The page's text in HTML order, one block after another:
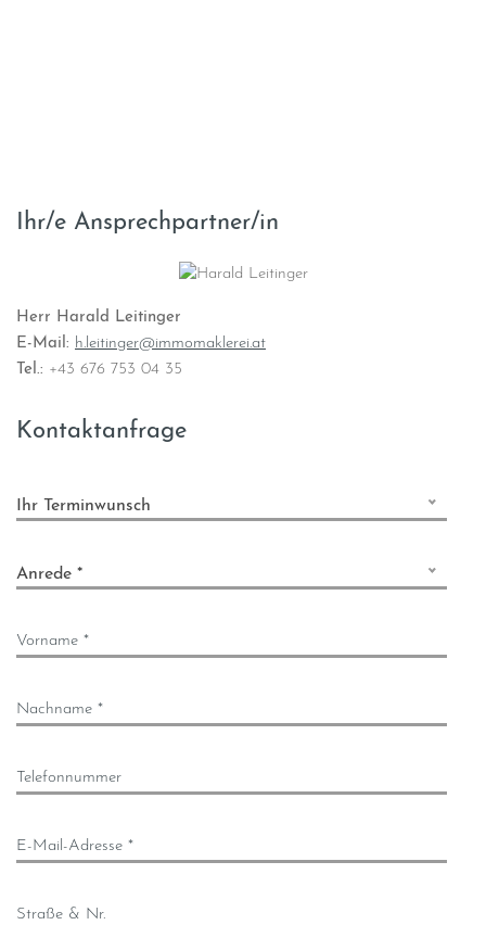
Ihr/e Ansprechpartner/in
Herr Harald Leitinger
E-Mail: h.leitinger@immomaklerei.at
Tel.: +43 676 753 04 35
Kontaktanfrage
Ihr Terminwunsch
Anrede *
Vorname *
Nachname *
Telefonnummer
E-Mail-Adresse *
Straße & Nr.